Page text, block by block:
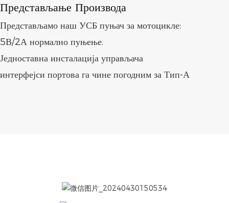
Представљање Производа
Представљамо наш УСБ пуњач за мотоцикле:
5В/2А нормално пуњење.
Једноставна инсталација управљача
интерфејси портова га чине погодним за Тип-А